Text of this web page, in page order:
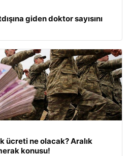
giden doktor sayısını
ücreti ne olacak? Aralık
konusu!